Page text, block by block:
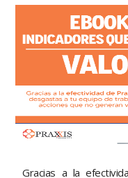
Gracias a la